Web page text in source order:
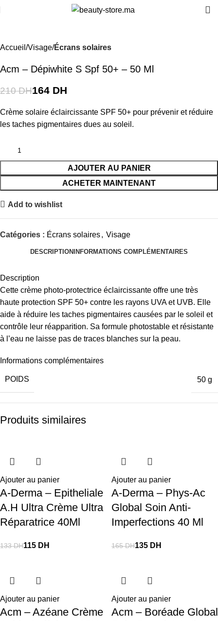
Accueil Visage Écrans solaires
Acm – Dépiwhite S Spf 50+ – 50 Ml
210DH164 DH
Crème solaire éclaircissante SPF 50+ pour prévenir et réduire
les taches pigmentaires dues au soleil.
AJOUTER AU PANIER
ACHETER MAINTENANT
Add to wishlist
Catégories : Écrans solaires, Visage
DESCRIPTION INFORMATIONS COMPLÉMENTAIRES
Description
Cette crème photo-protectrice éclaircissante offre une très
haute protection SPF 50+ contre les rayons UVA et UVB. Elle
aide à réduire les taches pigmentaires causées par le soleil et
contrôle leur réapparition. Sa formule photostable et résistante
à l’eau ne laisse pas de traces blanches sur la peau.
Informations complémentaires
POIDS 50 g
Produits similaires
Ajouter au panier
A-Derma – Epitheliale
A.H Ultra Crème Ultra
Réparatrice 40Ml
133DH115 DH
Ajouter au panier
A-Derma – Phys-Ac
Global Soin Anti-
Imperfections 40 Ml
165DH135 DH
Ajouter au panier
Acm – Azéane Crème
Ajouter au panier
Acm – Boréade Global